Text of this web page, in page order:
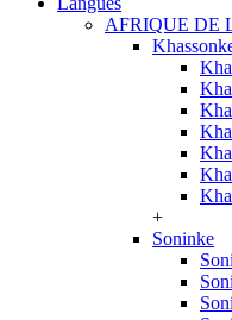
AFRIQUE DE
+
Soninke